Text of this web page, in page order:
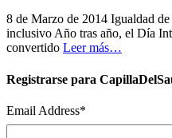
8 de Marzo de 2014 Igualdad
inclusivo Año tras año, el Día
convertido Leer más…
Registrarse para
Email Address*